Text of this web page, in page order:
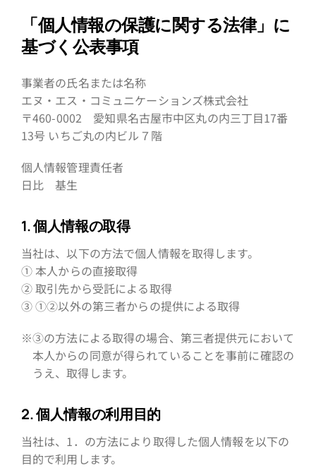
「個人情報の保護に関する法律」に
基づく公表事項
事業者の氏名または名称
エヌ・エス・コミュニケーションズ株式会社
〒460-0002 愛知県名古屋市中区丸の内三丁目17番
13号 いちご丸の内ビル７階
個人情報管理責任者
日比 基生
1. 個人情報の取得
当社は、以下の方法で個人情報を取得します。
① 本人からの直接取得
② 取引先から受託による取得
③ ①②以外の第三者からの提供による取得
※③の方法による取得の場合、第三者提供元において
本人からの同意が得られていることを事前に確認の
うえ、取得します。
2. 個人情報の利用目的
当社は、1．の方法により取得した個人情報を以下の
目的で利用します。